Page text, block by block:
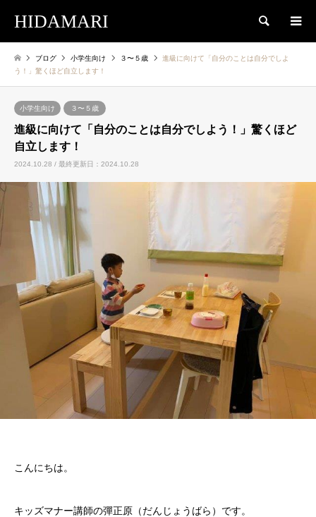
HIDAMARI 検索
ブログ 小学生向け ３〜５歳
進級に向けて「自分のことは自分でしよ
う！」驚くほど自立します！
小学生向け ３〜５歳
進級に向けて「自分のことは自分でしよう！」驚くほど
自立します！
2024.10.28 / 最終更新日：2024.10.28
こんにちは。
キッズマナー講師の彈正原（だんじょうばら）です。